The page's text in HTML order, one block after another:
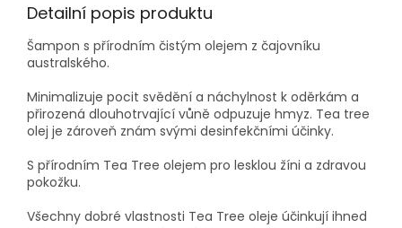
Detailní popis produktu
Šampon s přírodním čistým olejem z čajovníku
australského.
Minimalizuje pocit svědění a náchylnost k oděrkám a
přirozená dlouhotrvající vůně odpuzuje hmyz. Tea tree
olej je zároveň znám svými desinfekčními účinky.
S přírodním Tea Tree olejem pro lesklou žíni a zdravou
pokožku.
Všechny dobré vlastnosti Tea Tree oleje účinkují ihned